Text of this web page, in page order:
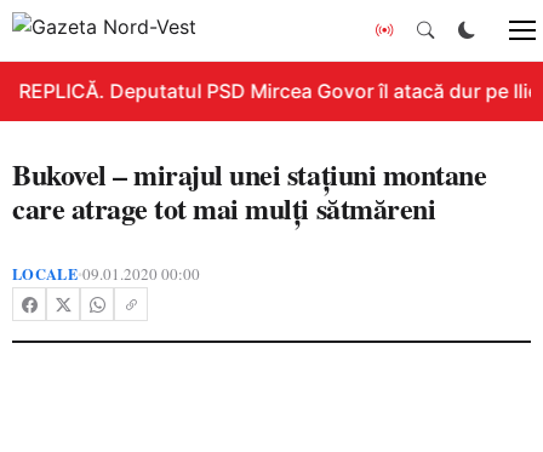
REPLICĂ. Deputatul PSD Mircea Govor îl atacă dur pe
Bukovel – mirajul unei staţiuni montane
care atrage tot mai mulţi sătmăreni
LOCALE•09.01.2020 00:00